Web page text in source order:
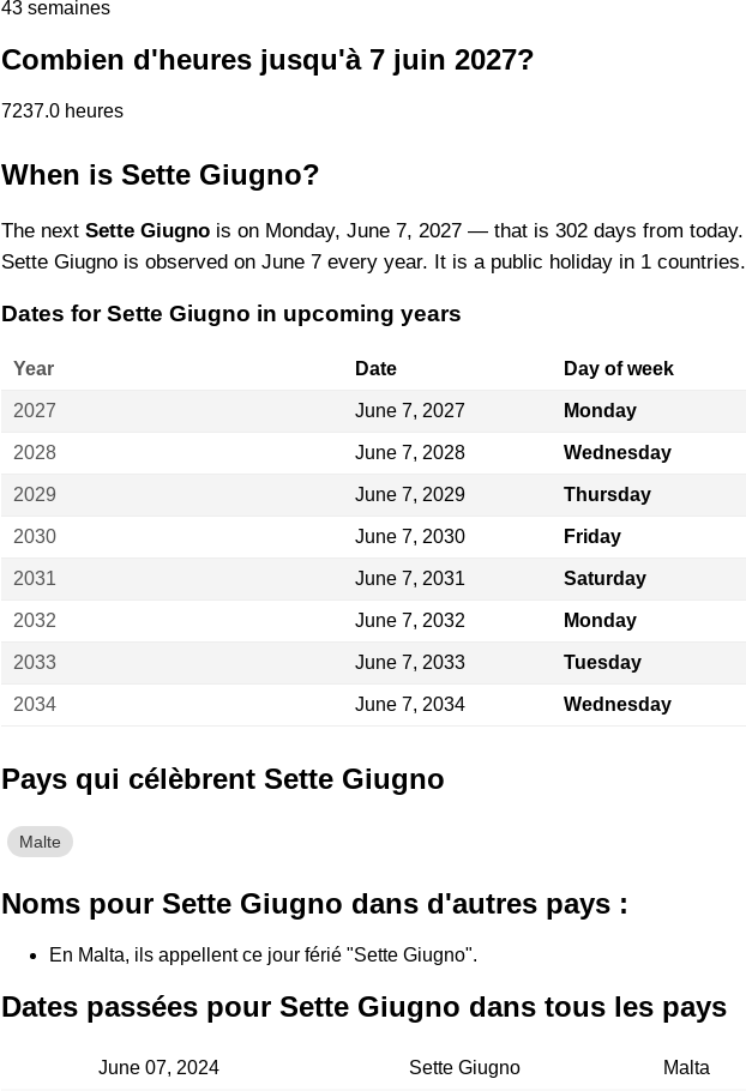
43 semaines
Combien d'heures jusqu'à 7 juin 2027?
7237.0 heures
When is Sette Giugno?
The next Sette Giugno is on Monday, June 7, 2027 — that is 302 days from today.
Sette Giugno is observed on June 7 every year. It is a public holiday in 1 countries.
Dates for Sette Giugno in upcoming years
Year Date Day of week
2027 June 7, 2027 Monday
2028 June 7, 2028 Wednesday
2029 June 7, 2029 Thursday
2030 June 7, 2030 Friday
2031 June 7, 2031 Saturday
2032 June 7, 2032 Monday
2033 June 7, 2033 Tuesday
2034 June 7, 2034 Wednesday
Pays qui célèbrent Sette Giugno
Malte
Noms pour Sette Giugno dans d'autres pays :
En Malta, ils appellent ce jour férié "Sette Giugno".
Dates passées pour Sette Giugno dans tous les pays
June 07, 2024 Sette Giugno
Malta